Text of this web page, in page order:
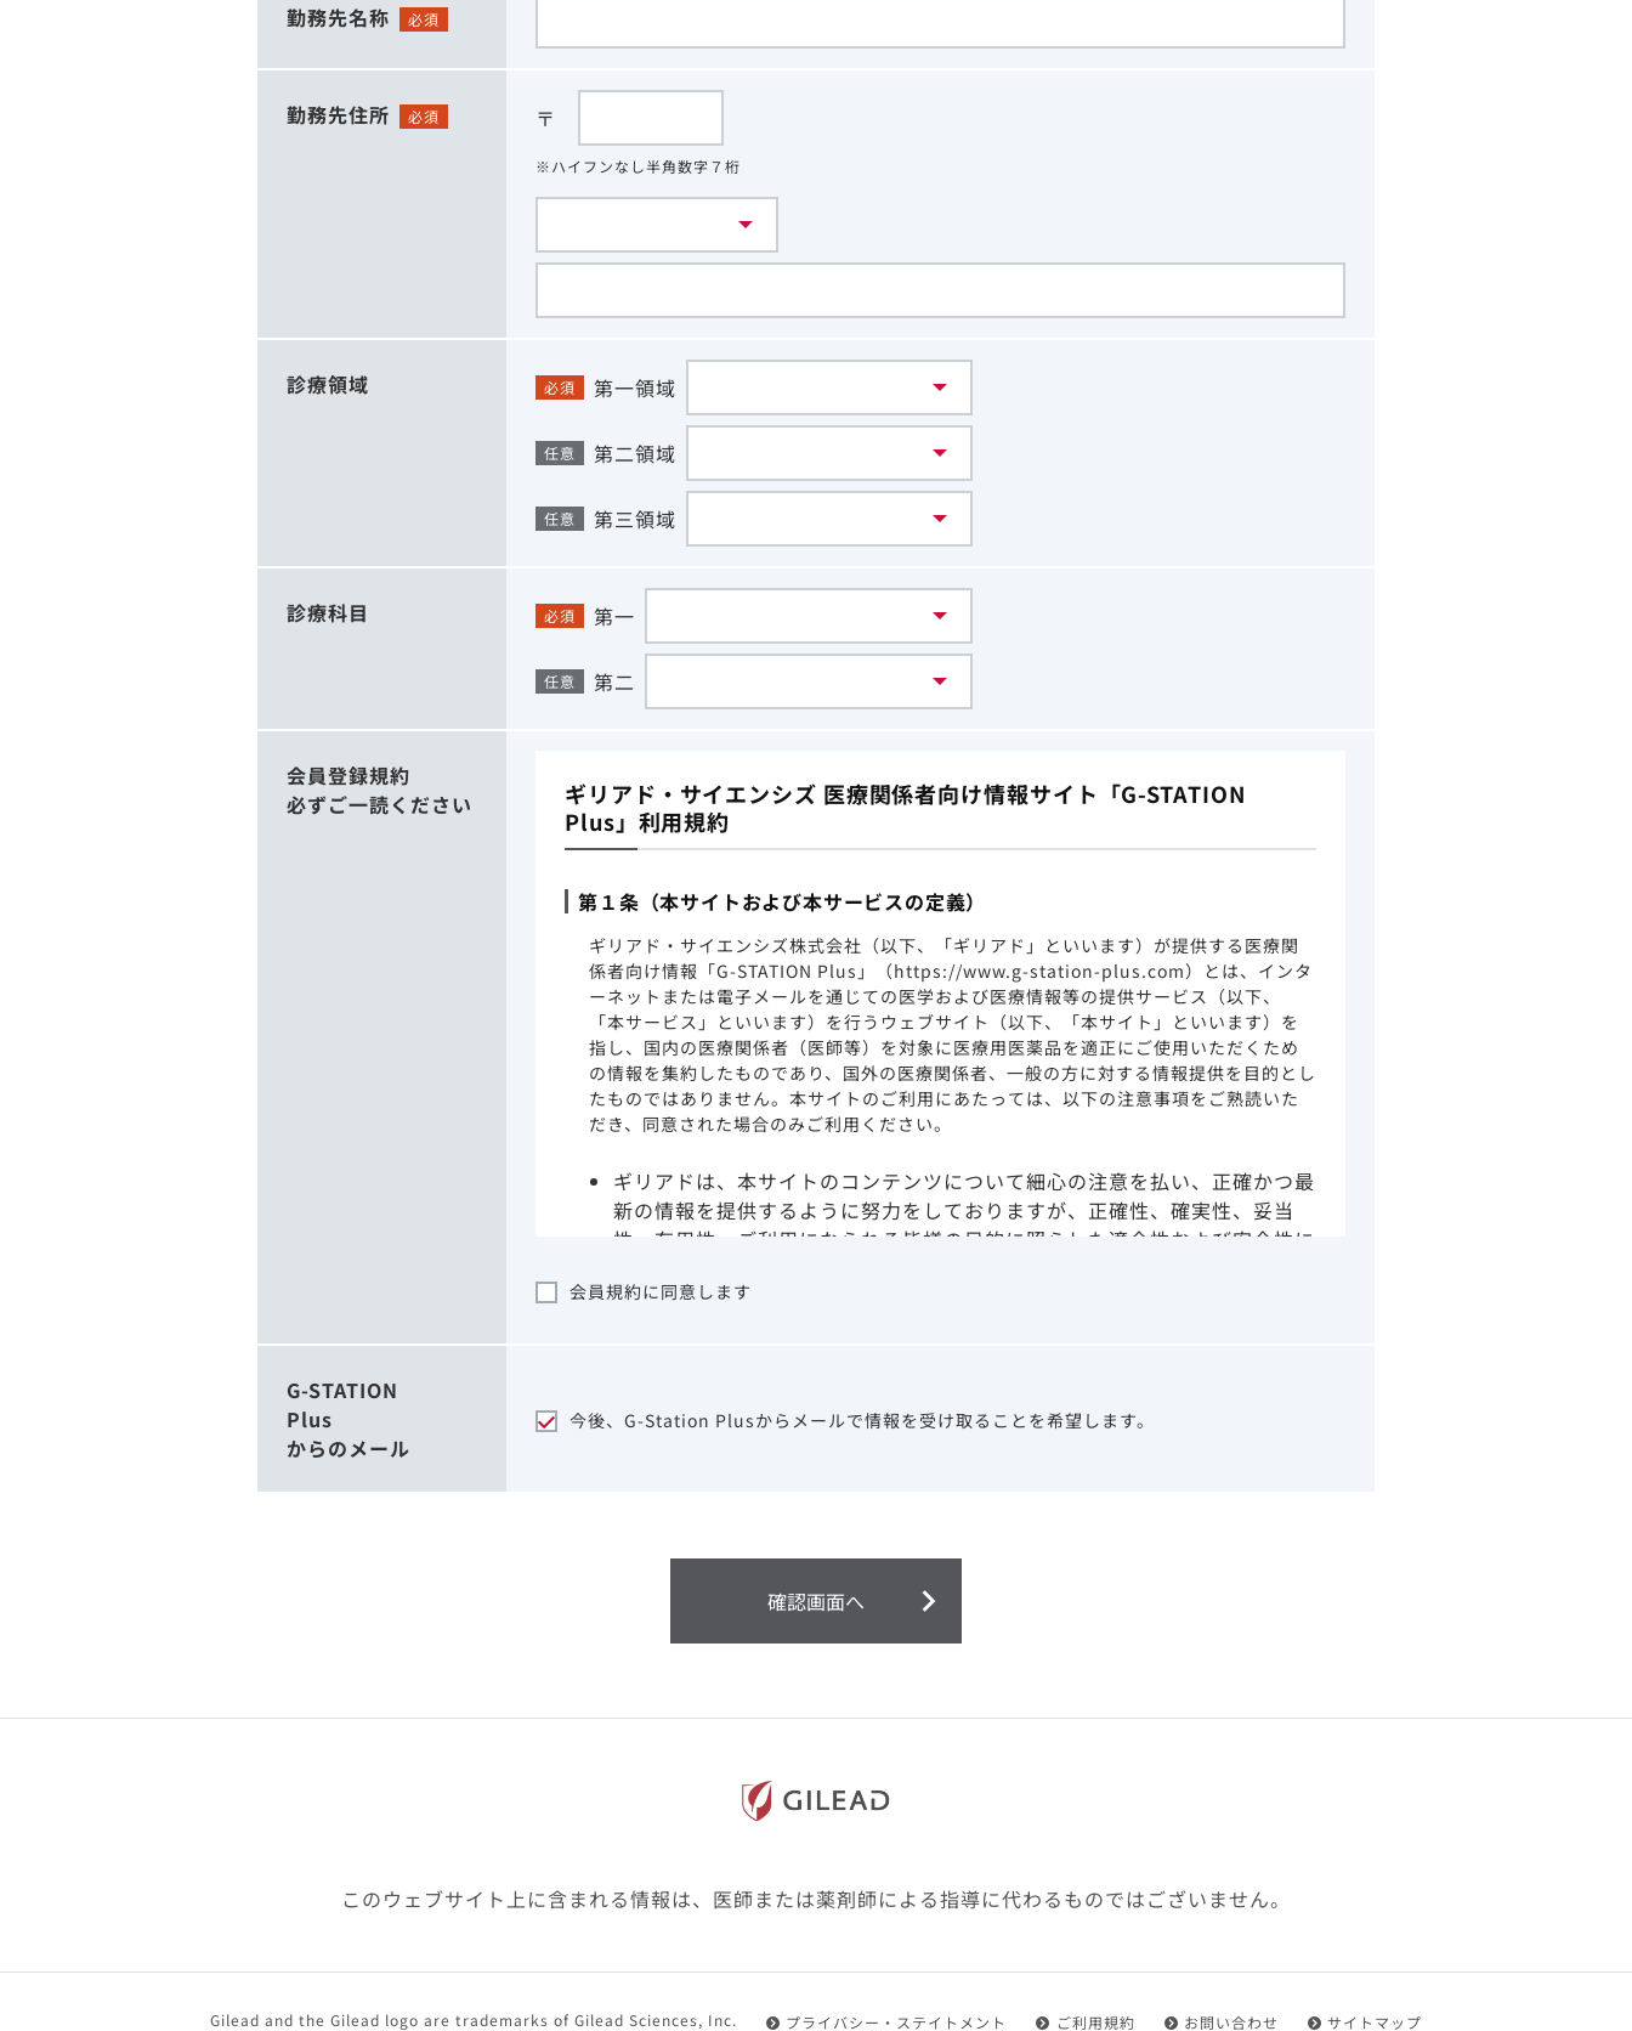
勤務先名称 必須
勤務先住所 必須 〒
※ハイフンなし半角数字７桁
診療領域 必須 第一領域
任意 第二領域
任意 第三領域
診療科目 必須 第一
任意 第二
会員登録規約
必ずご一読ください
ギリアド・サイエンシズ 医療関係者向け情報サイト「G-STATION
Plus」利用規約
第１条（本サイトおよび本サービスの定義）
ギリアド・サイエンシズ株式会社（以下、「ギリアド」といいます）が提供する医療関
係者向け情報「G-STATION Plus」（https://www.g-station-plus.com）とは、インタ
ーネットまたは電子メールを通じての医学および医療情報等の提供サービス（以下、
「本サービス」といいます）を行うウェブサイト（以下、「本サイト」といいます）を
指し、国内の医療関係者（医師等）を対象に医療用医薬品を適正にご使用いただくため
の情報を集約したものであり、国外の医療関係者、一般の方に対する情報提供を目的とし
たものではありません。本サイトのご利用にあたっては、以下の注意事項をご熟読いた
だき、同意された場合のみご利用ください。
ギリアドは、本サイトのコンテンツについて細心の注意を払い、正確かつ最
新の情報を提供するように努力をしておりますが、正確性、確実性、妥当
性、有用性、ご利用になられる皆様の目的に照らした適合性および安全性に
サイトを利用することまたは利用できなかったことより生じる損害について
本サイト内の情報は、医師その他医療関係者が行なうべきアドバイスやサー
第２条（会員）
1.会員とは、医療関係者の方で、本サービスの利用規約（以下、「本規約」といいます）
4.会員は、設置した機器がギリアドの示す利用環境に適合していない場合や自らの機器の
設定により本サービスの利用ができない場合があることを予め了承するものとします。ま
5.会員は、登録した会員情報に変更が生じた場合には、その都度速やかに本サイト内に設
会員規約に同意します
G-STATION
Plus
からのメール
今後、G-Station Plusからメールで情報を受け取ることを希望します。
確認画面へ
このウェブサイト上に含まれる情報は、医師または薬剤師による指導に代わるものではございません。
Gilead and the Gilead logo are trademarks of Gilead Sciences, Inc. プライバシー・ステイトメント ご利用規約 お問い合わせ サイトマップ